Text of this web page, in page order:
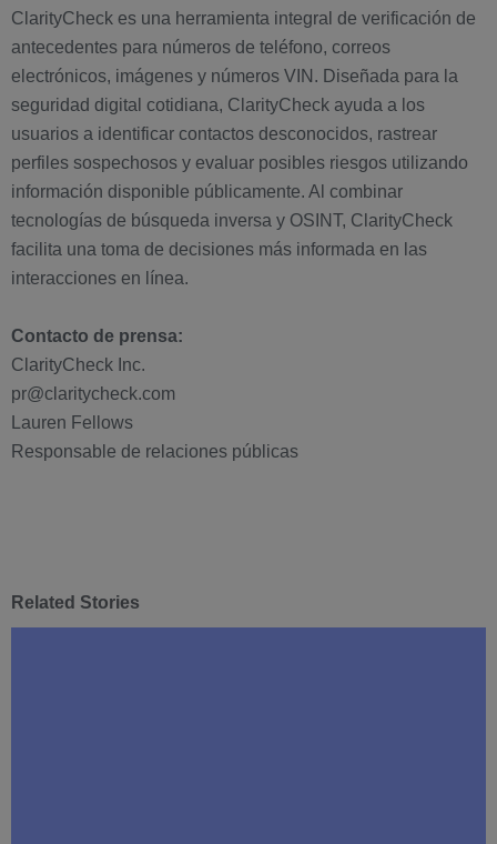
ClarityCheck es una herramienta integral de verificación de
antecedentes para números de teléfono, correos
electrónicos, imágenes y números VIN. Diseñada para la
seguridad digital cotidiana, ClarityCheck ayuda a los
usuarios a identificar contactos desconocidos, rastrear
perfiles sospechosos y evaluar posibles riesgos utilizando
información disponible públicamente. Al combinar
tecnologías de búsqueda inversa y OSINT, ClarityCheck
facilita una toma de decisiones más informada en las
interacciones en línea.
Contacto de prensa:
ClarityCheck Inc.
pr@claritycheck.com
Lauren Fellows
Responsable de relaciones públicas
Related Stories